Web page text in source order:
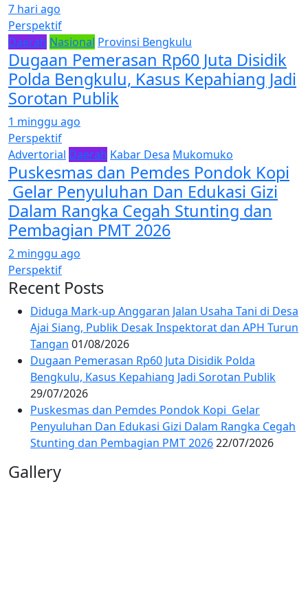
7 hari ago
Perspektif
Daerah Nasional Provinsi Bengkulu
Dugaan Pemerasan Rp60 Juta Disidik
Polda Bengkulu, Kasus Kepahiang Jadi
Sorotan Publik
1 minggu ago
Perspektif
Advertorial Daerah Kabar Desa Mukomuko
Puskesmas dan Pemdes Pondok Kopi
Gelar Penyuluhan Dan Edukasi Gizi
Dalam Rangka Cegah Stunting dan
Pembagian PMT 2026
2 minggu ago
Perspektif
Recent Posts
Diduga Mark-up Anggaran Jalan Usaha Tani di Desa
Ajai Siang, Publik Desak Inspektorat dan APH Turun
Tangan 01/08/2026
Dugaan Pemerasan Rp60 Juta Disidik Polda
Bengkulu, Kasus Kepahiang Jadi Sorotan Publik
29/07/2026
Puskesmas dan Pemdes Pondok Kopi Gelar
Penyuluhan Dan Edukasi Gizi Dalam Rangka Cegah
Stunting dan Pembagian PMT 202622/07/2026
Gallery